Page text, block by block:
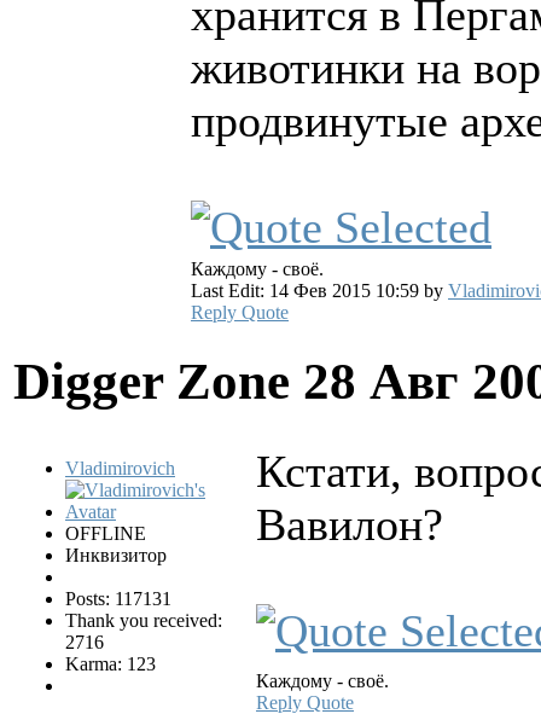
хранится в
животинки на
продвинутые
Каждому - своё.
Last Edit: 14 Фев 2015 10:59 by
Reply Quote
Digger Zone 28 Авг
Vladimirovich
OFFLINE
Инквизитор
Posts: 117131
Thank you received:
2716
Karma: 123
Кстати,
Вавилон?
Каждому - своё.
Reply Quote